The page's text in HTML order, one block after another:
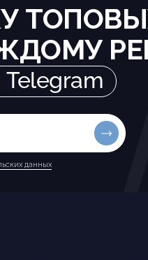
Telegram
данных